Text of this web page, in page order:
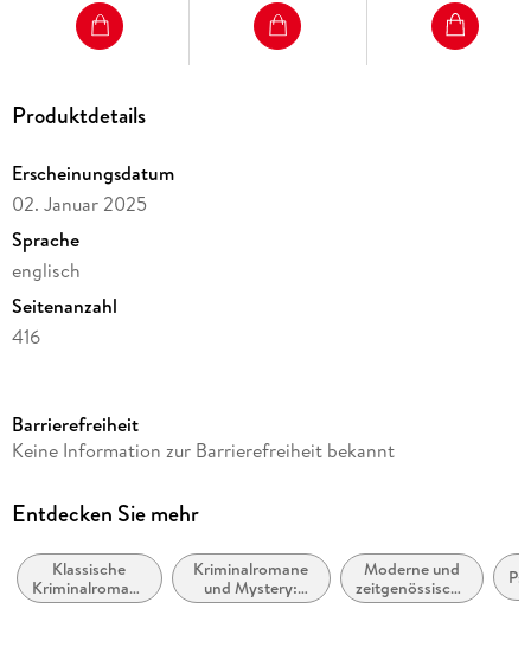
Produktdetails
Erscheinungsdatum
02. Januar 2025
Sprache
englisch
Seitenanzahl
416
Autor/Autorin
Verlag/Hersteller
Produktart
kartoniert
Barrierefreiheit
Keine Information zur Barrierefreiheit bekannt
Entdecken Sie mehr
Klassische
Kriminalromane
und Mystery
Kriminalromane
und Mystery:
Privatdetektive /
Moderne und
zeitgenössische
Belletristik: